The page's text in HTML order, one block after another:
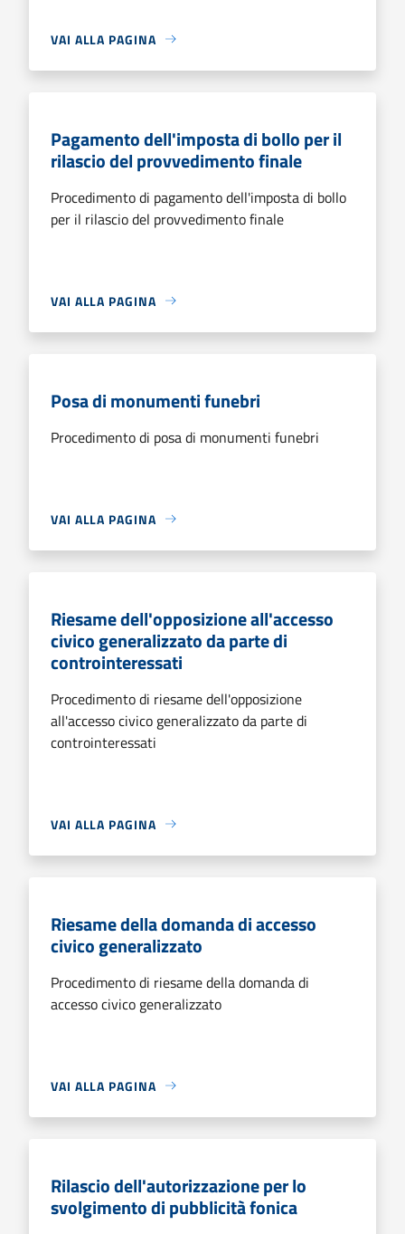
VAI ALLA PAGINA
Pagamento dell'imposta di bollo per il
rilascio del provvedimento finale
Procedimento di pagamento dell'imposta di bollo
per il rilascio del provvedimento finale
VAI ALLA PAGINA
Posa di monumenti funebri
Procedimento di posa di monumenti funebri
VAI ALLA PAGINA
Riesame dell'opposizione all'accesso
civico generalizzato da parte di
controinteressati
Procedimento di riesame dell'opposizione
all'accesso civico generalizzato da parte di
controinteressati
VAI ALLA PAGINA
Riesame della domanda di accesso
civico generalizzato
Procedimento di riesame della domanda di
accesso civico generalizzato
VAI ALLA PAGINA
Rilascio dell'autorizzazione per lo
svolgimento di pubblicità fonica